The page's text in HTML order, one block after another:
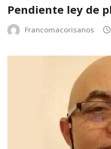
Pendiente ley de
Francomacorisanos